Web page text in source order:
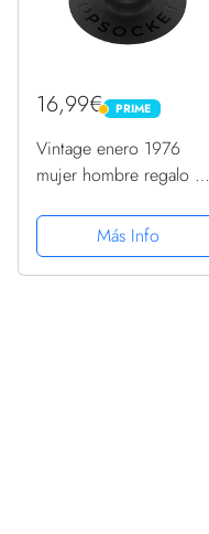
16,99€ PRIME
PRIME
Vintage enero 1976
mujer hombre regalo 46
PopSockets PopGrip
Intercambiable
Más Info